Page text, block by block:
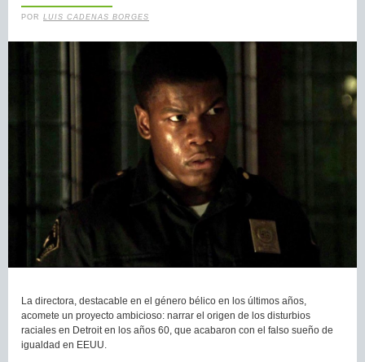
POR LUIS CADENAS BORGES
La directora, destacable en el género bélico en los últimos años,
acomete un proyecto ambicioso: narrar el origen de los disturbios
raciales en Detroit en los años 60, que acabaron con el falso sueño de
igualdad en EEUU.